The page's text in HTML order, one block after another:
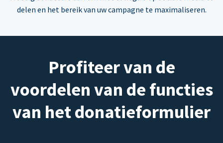
delen en het bereik van uw campagne te maximaliseren.
Profiteer van de
voordelen van de functies
van het donatieformulier